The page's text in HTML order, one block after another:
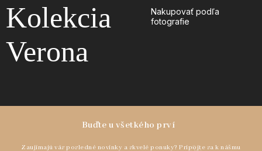
Kolekcia
Verona
Nakupovať podľa
fotografie